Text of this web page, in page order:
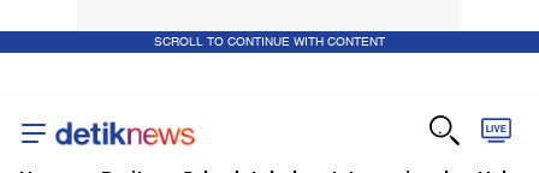
SCROLL TO CONTINUE WITH CONTENT